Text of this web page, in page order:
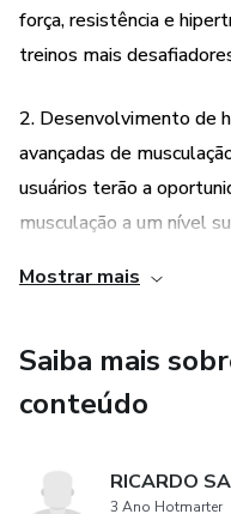
força, resistência e
treinos mais
2. Desenvolvimento de
avançadas de
usuários terão a
musculação a um nível
de levantamento de
3. Embasamento
são respaldadas por
Mostrar mais
Saiba mais
conteúdo
RICARDO
3 Ano Hotmarter